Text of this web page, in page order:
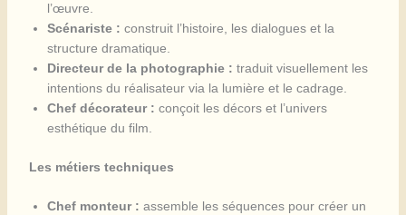
l’œuvre.
Scénariste : construit l’histoire, les dialogues et la
structure dramatique.
Directeur de la photographie : traduit visuellement les
intentions du réalisateur via la lumière et le cadrage.
Chef décorateur : conçoit les décors et l’univers
esthétique du film.
Les métiers techniques
Chef monteur : assemble les séquences pour créer un